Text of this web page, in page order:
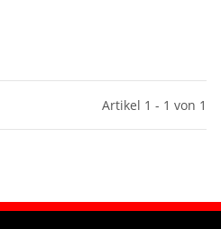
Artikel 1 - 1 von 1